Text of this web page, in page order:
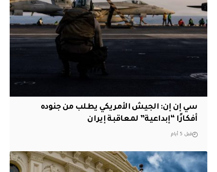
سي إن إن: الجيش الأمريكي يطلب من جنوده
أفكارًا “إبداعية” لمعاقبة إيران
قبل 5 أيام